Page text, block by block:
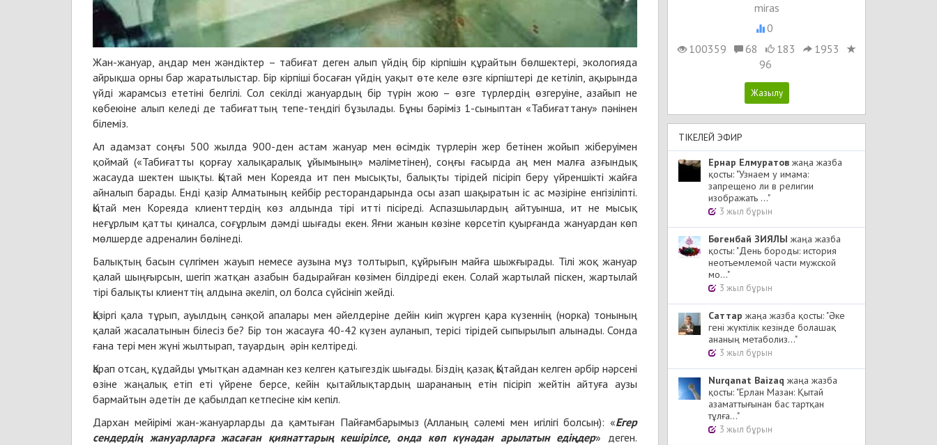
Жан-жануар, аңдар мен жәндіктер – табиғат деген алып үйдің бір кірпішін құрайтын бөлшектері, экологияда
айрықша орны бар жаратылыстар. Бір кірпіші босаған үйдің уақыт өте келе өзге кірпіштері де кетіліп, ақырында
үйді жарамсыз ететіні белгілі. Сол секілді жануардың бір түрін жою – өзге түрлердің өзгеруіне, азайып не
көбеюіне алып келеді де табиғаттың тепе-теңдігі бұзылады. Бұны бәріміз 1-сыныптан «Табиғаттану» пәнінен
білеміз.
Ал адамзат соңғы 500 жылда 900-ден астам жануар мен өсімдік түрлерін жер бетінен жойып жіберуімен
қоймай («Табиғатты қорғау халықаралық ұйымының» мәліметінен), соңғы ғасырда аң мен малға азғындық
жасауда шектен шықты. Қытай мен Кореяда ит пен мысықты, балықты тірідей пісіріп беру үйреншікті жайға
айналып барады. Енді қазір Алматының кейбір ресторандарында осы азап шақыратын іс ас мәзіріне енгізіліпті.
Қытай мен Кореяда клиенттердің көз алдында тірі итті пісіреді. Аспазшылардың айтуынша, ит не мысық
неғұрлым қатты қиналса, соғұрлым дәмді шығады екен. Яғни жанын көзіне көрсетіп қуырғанда жануардан көп
мөлшерде адреналин бөлінеді.
Балықтың басын сүлгімен жауып немесе аузына мұз толтырып, құйрығын майға шыжғырады. Тілі жоқ жануар
қалай шыңғырсын, шегіп жатқан азабын бадырайған көзімен білдіреді екен. Солай жартылай піскен, жартылай
тірі балықты клиенттің алдына әкеліп, ол болса сүйсініп жейді.
Қазіргі қала тұрып, ауылдың сәнқой апалары мен әйелдеріне дейін киіп жүрген қара күзеннің (норка) тонының
қалай жасалатынын білесіз бе? Бір тон жасауға 40-42 күзен ауланып, терісі тірідей сыпырылып алынады. Сонда
ғана тері мен жүні жылтырап, тауардың әрін келтіреді.
Қарап отсаң, құдайды ұмытқан адамнан кез келген қатыгездік шығады. Біздің қазақ Қытайдан келген әрбір нәрсені
өзіне жаңалық етіп еті үйрене берсе, кейін қытайлықтардың шарананың етін пісіріп жейтін айтуға аузы
бармайтын әдетін де қабылдап кетпесіне кім кепіл.
Дархан мейірімі жан-жануарларды да қамтыған Пайғамбарымыз (Алланың сәлемі мен игілігі болсын): «Егер
сендердің жануарларға жасаған қиянаттарың кешірілсе, онда көп күнәдан арылатын едіңдер» деген.
miras
0
100359
68 183
1953
96
ТІКЕЛЕЙ ЭФИР
Ернар Елмуратов жаңа жазба
қосты: "Узнаем у имама:
запрещено ли в религии
изображать ..."
3 жыл бұрын
Бөгенбай ЗИЯЛЫ жаңа жазба
қосты: "День бороды: история
неотъемлемой части мужской
мо..."
3 жыл бұрын
Cаттар жаңа жазба қосты: "Әке
гені жүктілік кезінде болашақ
ананың метаболиз..."
3 жыл бұрын
Nurqanat Baizaq жаңа жазба
қосты: "Ерлан Мазан: Қытай
азаматтығынан бас тартқан
тұлға..."
3 жыл бұрын